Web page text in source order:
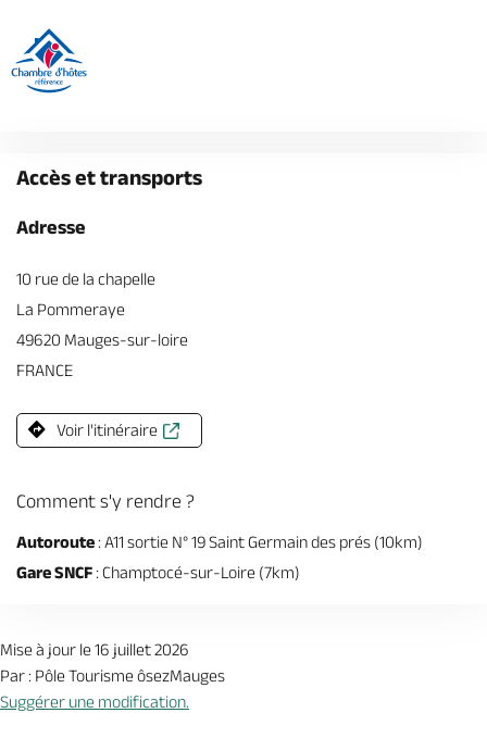
Accès et transports
Adresse
10 rue de la chapelle
La Pommeraye
49620 Mauges-sur-loire
FRANCE
Voir l'itinéraire
Comment s'y rendre ?
Autoroute : A11 sortie N° 19 Saint Germain des prés (10km)
Gare SNCF : Champtocé-sur-Loire (7km)
Mise à jour le 16 juillet 2026
Par : Pôle Tourisme ôsezMauges
Suggérer une modification.